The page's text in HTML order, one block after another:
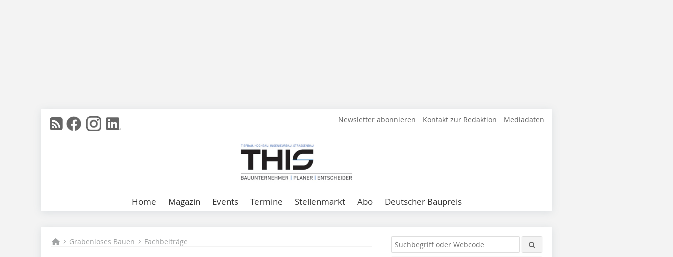
Newsletter abonnieren Kontakt zur Redaktion Mediadaten
Home Magazin Events Termine Stellenmarkt Abo Deutscher Baupreis
Grabenloses Bauen Fachbeiträge